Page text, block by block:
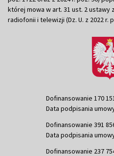
której mowa w art. 31 ust. 2 ustawy
radiofonii i telewizji (Dz. U. z 2022 r.
Dofinansowanie 170
Data podpisania
Dofinansowanie 391
Data podpisania
Dofinansowanie 237